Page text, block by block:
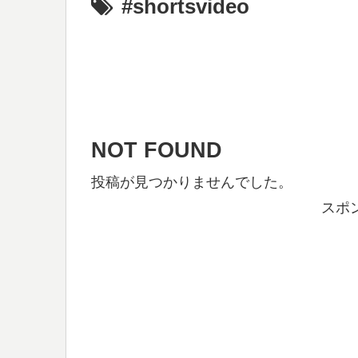
#shortsvideo
NOT FOUND
投稿が見つかりませんでした。
スポ